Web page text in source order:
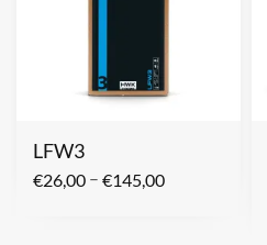
LFW3
€26,00 – €145,00